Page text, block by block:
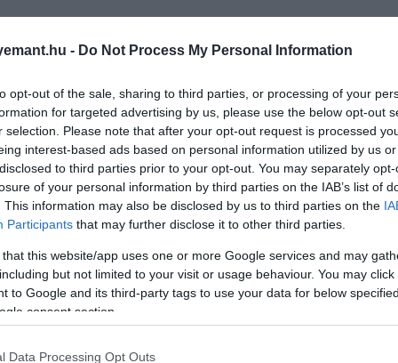
- Do Not Process My Personal Information
opt-out of the sale, sharing to third parties, or processing of your
for targeted advertising by us, please use the below opt-out
selection. Please note that after your opt-out request is processed
interest-based ads based on personal information utilized by us
to third parties prior to your opt-out. You may separately
of your personal information by third parties on the IAB’s list of
This information may also be disclosed by us to third parties on the
Participants that may further disclose it to other third parties.
that this website/app uses one or more Google services and may
but not limited to your visit or usage behaviour. You may
to Google and its third-party tags to use your data for below
consent section.
Data Processing Opt Outs